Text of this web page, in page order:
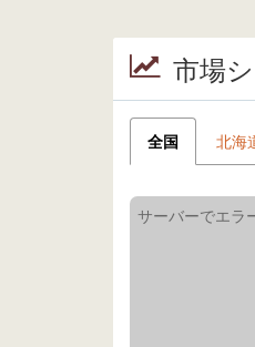
市場
全国 北海